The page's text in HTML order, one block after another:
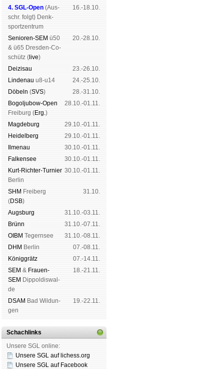
4. SGL-Open (Aus­
schr. folgt) Denk­
sport­zen­trum
16.-18.10.
Senioren-SEM ü50
& ü65 Dres­den-Co­
schütz ( live)
20.-28.10.
Dei­zi­sau
23.-26.10.
Lin­de­nau u8-u14
24.-25.10.
Dö­beln (SVS)
28.-31.10.
Bogoljubow-Open
Frei­burg (Erg.)
28.10.-01.11.
Mag­de­burg
29.10.-01.11.
Hei­del­berg
29.10.-01.11.
Il­me­nau
30.10.-01.11.
Fal­ken­see
30.10.-01.11.
Kurt-Rich­ter-Tur­nier
Ber­lin
30.10.-01.11.
SHM Frei­berg
(DSB)
31.10.
Augs­burg
31.10.-03.11.
Brünn
31.10.-07.11.
OIBM Tegern­see
31.10.-08.11.
DHM Ber­lin
07.-08.11.
König­grätz
07.-14.11.
SEM & Frauen-
SEM Dip­pol­dis­wal­
de
18.-21.11.
DSAM Bad Wil­dun­
gen
19.-22.11.
Schachlinks
Unsere SGL online:
Unsere SGL auf li­chess.org
Unsere SGL auf Face­book